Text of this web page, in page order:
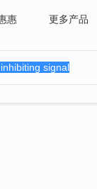
惠 更多产品